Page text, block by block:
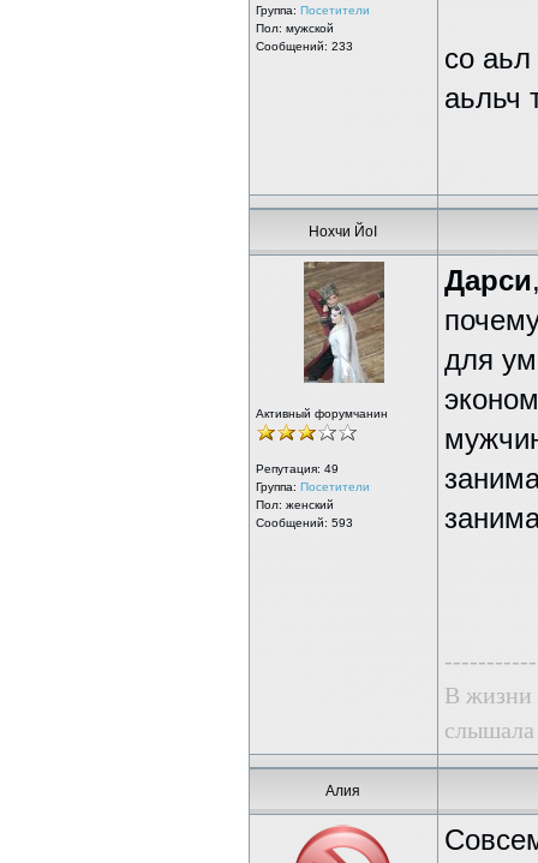
Группа: Посетители
Пол: мужской
Сообщений: 233
со
аьльч
Нохчи ЙоI
Активный форумчанин
Репутация: 49
Группа: Посетители
Пол: женский
Сообщений: 593
Дарси
для
В жизни
Алия